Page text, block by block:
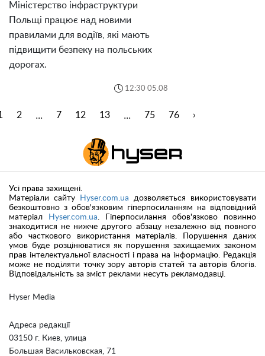
Міністерство інфраструктури
Польщі працює над новими
правилами для водіїв, які мають
підвищити безпеку на польських
дорогах.
12:30 05.08
2 ... 7 12 13 ... 75 76 ›
Hyser Media
Адреса редакції
03150 г. Киев, улица
Большая Васильковская, 71
Усі права захищені.
Матеріали сайту
Hyser.com.ua дозволяється використовувати
безкоштовно з обов'язковим гіперпосиланням на відповідний
матеріал
Hyser.com.ua. Гіперпосилання обов'язково повинно
знаходитися не нижче другого абзацу незалежно від повного
або часткового використання матеріалів. Порушення даних
умов буде розцінюватися як порушення захищаемих законом
прав інтелектуальної власності і права на інформацію. Редакція
може не поділяти точку зору авторів статей та авторів блогів.
Відповідальність за зміст реклами несуть рекламодавці.